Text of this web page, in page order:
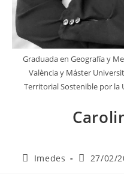
Graduada en Geografía y
València y Máster
Territorial Sostenible por
Imedes 27/02/